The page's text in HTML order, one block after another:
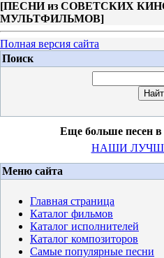
[ПЕСНИ из СОВЕТСКИХ
МУЛЬТФИЛЬМОВ]
Полная версия сайта
Поиск
Еще больше песен в
НАШИ
Меню сайта
Главная страница
Каталог фильмов
Каталог исполнителей
Каталог композиторов
Самые популярные песни